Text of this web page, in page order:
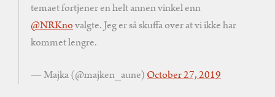
temaet fortjener en helt annen vinkel enn
@NRKnovalgte. Jeg er så skuffa over at vi ikke har
kommet lengre.
— Majka (@majken_aune) October 27, 2019